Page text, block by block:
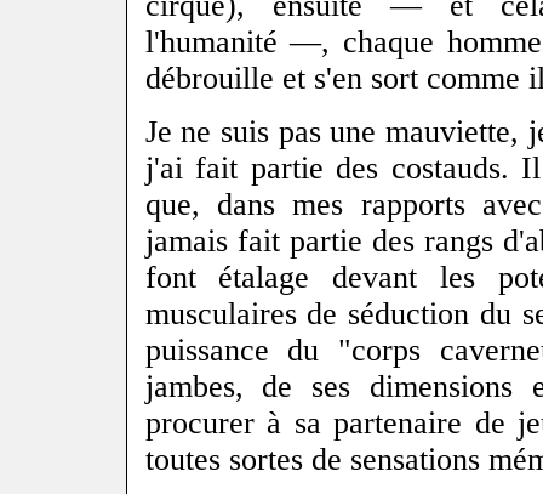
l'humanité —, chaque
débrouille et s'en sort
Je ne suis pas une mauviette,
j'ai fait partie des costauds.
que, dans mes rapports
jamais fait partie des rangs
font étalage devant les
musculaires de séduction du
puissance du "corps
jambes, de ses
procurer à sa partenaire de
toutes sortes de sensations